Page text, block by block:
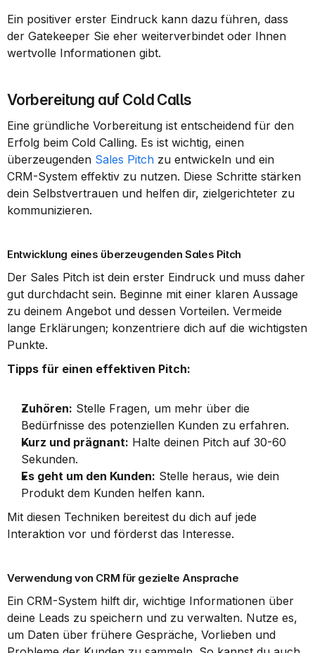
Ein positiver erster Eindruck kann dazu führen, dass
der Gatekeeper Sie eher weiterverbindet oder Ihnen
wertvolle Informationen gibt.
Vorbereitung auf Cold Calls
Eine gründliche Vorbereitung ist entscheidend für den
Erfolg beim Cold Calling. Es ist wichtig, einen
überzeugenden Sales Pitch zu entwickeln und ein
CRM-System effektiv zu nutzen. Diese Schritte stärken
dein Selbstvertrauen und helfen dir, zielgerichteter zu
kommunizieren.
Entwicklung eines überzeugenden Sales Pitch
Der Sales Pitch ist dein erster Eindruck und muss daher
gut durchdacht sein. Beginne mit einer klaren Aussage
zu deinem Angebot und dessen Vorteilen. Vermeide
lange Erklärungen; konzentriere dich auf die wichtigsten
Punkte.
Tipps für einen effektiven Pitch:
Zuhören: Stelle Fragen, um mehr über die
Bedürfnisse des potenziellen Kunden zu erfahren.
Kurz und prägnant: Halte deinen Pitch auf 30-60
Sekunden.
Es geht um den Kunden: Stelle heraus, wie dein
Produkt dem Kunden helfen kann.
Mit diesen Techniken bereitest du dich auf jede
Interaktion vor und förderst das Interesse.
Verwendung von CRM für gezielte Ansprache
Ein CRM-System hilft dir, wichtige Informationen über
deine Leads zu speichern und zu verwalten. Nutze es,
um Daten über frühere Gespräche, Vorlieben und